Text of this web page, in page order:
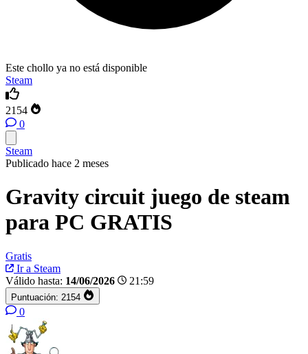
Este chollo ya no está disponible
Steam
2154
0
Steam
Publicado hace 2 meses
Gravity circuit juego de steam
para PC GRATIS
Gratis
Ir a Steam
Válido hasta: 14/06/2026 21:59
Puntuación: 2154
0